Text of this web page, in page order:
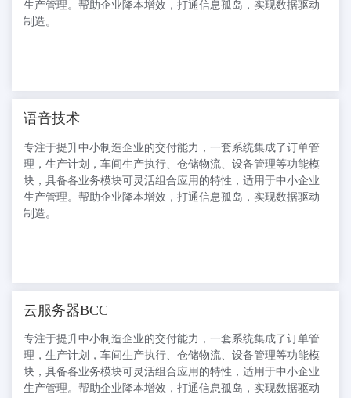
生产管理。帮助企业降本增效，打通信息孤岛，实现数据驱动
制造。
语音技术
专注于提升中小制造企业的交付能力，一套系统集成了订单管
理，生产计划，车间生产执行、仓储物流、设备管理等功能模
块，具备各业务模块可灵活组合应用的特性，适用于中小企业
生产管理。帮助企业降本增效，打通信息孤岛，实现数据驱动
制造。
云服务器BCC
专注于提升中小制造企业的交付能力，一套系统集成了订单管
理，生产计划，车间生产执行、仓储物流、设备管理等功能模
块，具备各业务模块可灵活组合应用的特性，适用于中小企业
生产管理。帮助企业降本增效，打通信息孤岛，实现数据驱动